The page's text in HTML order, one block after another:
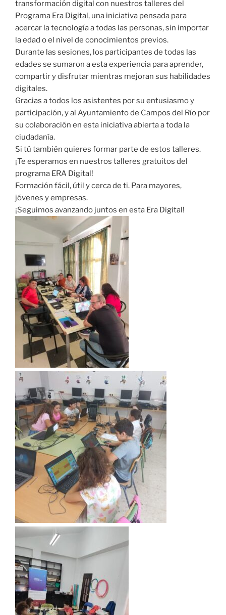
transformación digital con nuestros talleres del
Programa Era Digital, una iniciativa pensada para
acercar la tecnología a todas las personas, sin importar
la edad o el nivel de conocimientos previos.
Durante las sesiones, los participantes de todas las
edades se sumaron a esta experiencia para aprender,
compartir y disfrutar mientras mejoran sus habilidades
digitales.
Gracias a todos los asistentes por su entusiasmo y
participación, y al Ayuntamiento de Campos del Río por
su colaboración en esta iniciativa abierta a toda la
ciudadanía.
Si tú también quieres formar parte de estos talleres.
¡Te esperamos en nuestros talleres gratuitos del
programa ERA Digital!
Formación fácil, útil y cerca de ti. Para mayores,
jóvenes y empresas.
¡Seguimos avanzando juntos en esta Era Digital!